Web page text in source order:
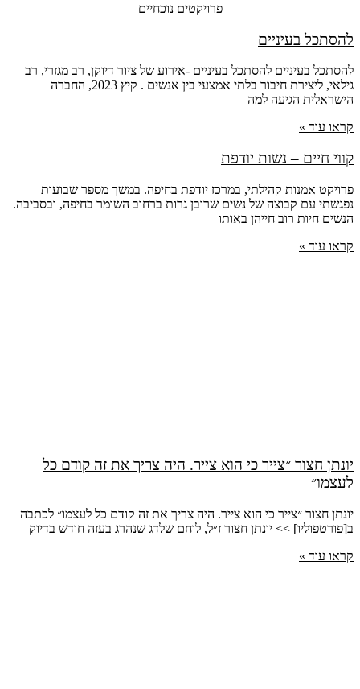
פרויקטים נוכחיים
להסתכל בעיניים
להסתכל בעיניים להסתכל בעיניים -אירוע של ציור דיוקן, רב מגזרי, רב
גילאי, ליצירת חיבור בלתי אמצעי בין אנשים . קיץ 2023, החברה
הישראלית הגיעה למה
קראו עוד »
קווי חיים – נשות יודפת
פרויקט אמנות קהילתי, במרכז יודפת בחיפה. במשך מספר שבועות
נפגשתי עם קבוצה של נשים שרובן גרות ברחוב השומר בחיפה, ובסביבה.
הנשים חיות רוב חייהן באותו
קראו עוד »
יונתן חצור ״צייר כי הוא צייר. היה צריך את זה קודם כל
לעצמו״
יונתן חצור ״צייר כי הוא צייר. היה צריך את זה קודם כל לעצמו״ לכתבה
ב[פורטפוליו] >> יונתן חצור ז״ל, לוחם שלדג שנהרג בעזה חודש בדיוק
קראו עוד »